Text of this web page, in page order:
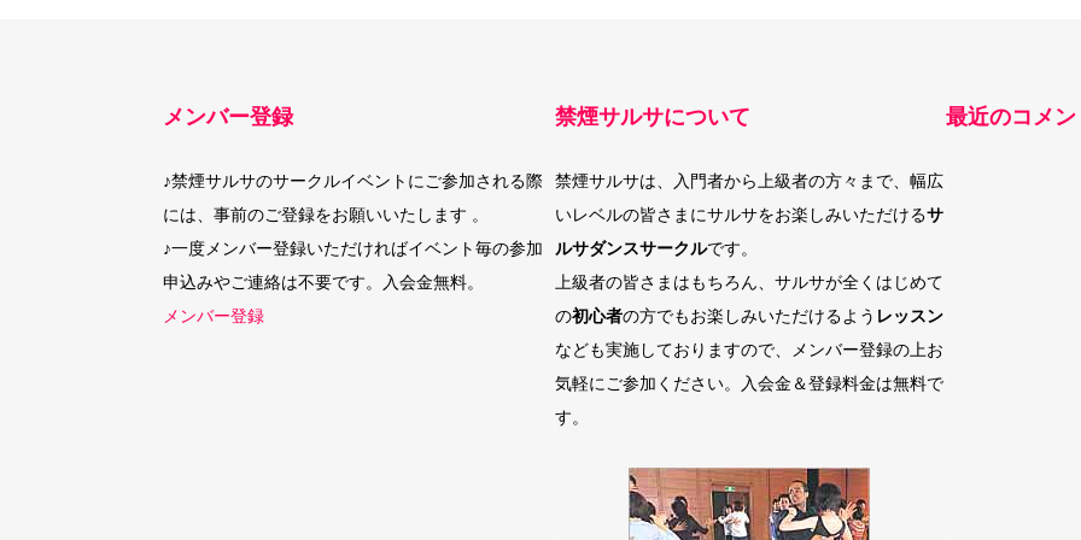
メンバー登録
♪禁煙サルサのサークルイベントにご参加される際
には、事前のご登録をお願いいたします 。
♪一度メンバー登録いただければイベント毎の参加
申込みやご連絡は不要です。入会金無料。
メンバー登録
禁煙サルサについて
禁煙サルサは、入門者から上級者の方々まで、幅広
いレベルの皆さまにサルサをお楽しみいただけるサ
ルサダンスサークルです。
上級者の皆さまはもちろん、サルサが全くはじめて
の初心者の方でもお楽しみいただけるよう レッスン
なども実施しておりますので、メンバー登録の上お
気軽にご参加ください。入会金＆登録料金は無料で
す。
最近のコメン